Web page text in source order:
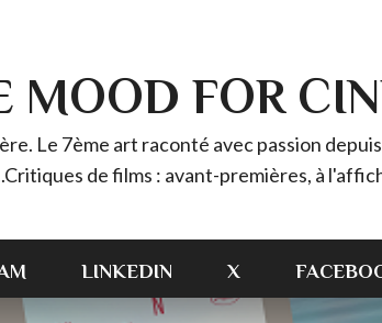
MOOD FOR
Le 7ème art raconté avec passion
de films : avant-premières, à
LINKEDIN X